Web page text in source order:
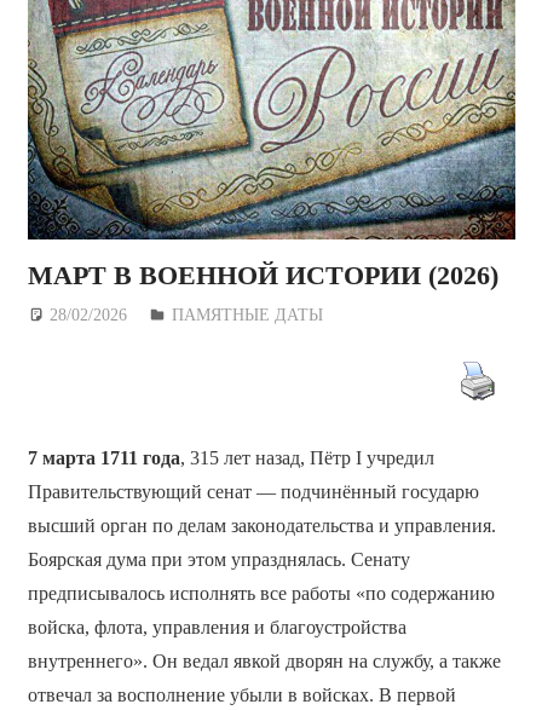
МАРТ В ВОЕННОЙ ИСТОРИИ (2026)
28/02/2026 Дежурный по Редакции
ПАМЯТНЫЕ ДАТЫ
7 марта 1711 года, 315 лет назад, Пётр I учредил
Правительствующий сенат — подчинённый государю
высший орган по делам законодательства и управления.
Боярская дума при этом упразднялась. Сенату
предписывалось исполнять все работы «по содержанию
войска, флота, управления и благоустройства
внутреннего». Он ведал явкой дворян на службу, а также
отвечал за восполнение убыли в войсках. В первой